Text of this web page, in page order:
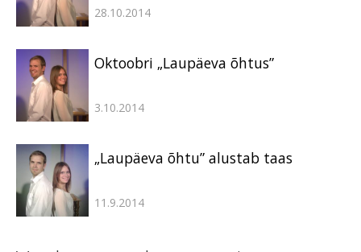
28.10.2014
Oktoobri „Laupäeva õhtus”
3.10.2014
„Laupäeva õhtu” alustab taas
11.9.2014